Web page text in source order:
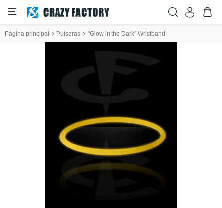
Página principal Pulseras "Glow in the Dark" Wristband